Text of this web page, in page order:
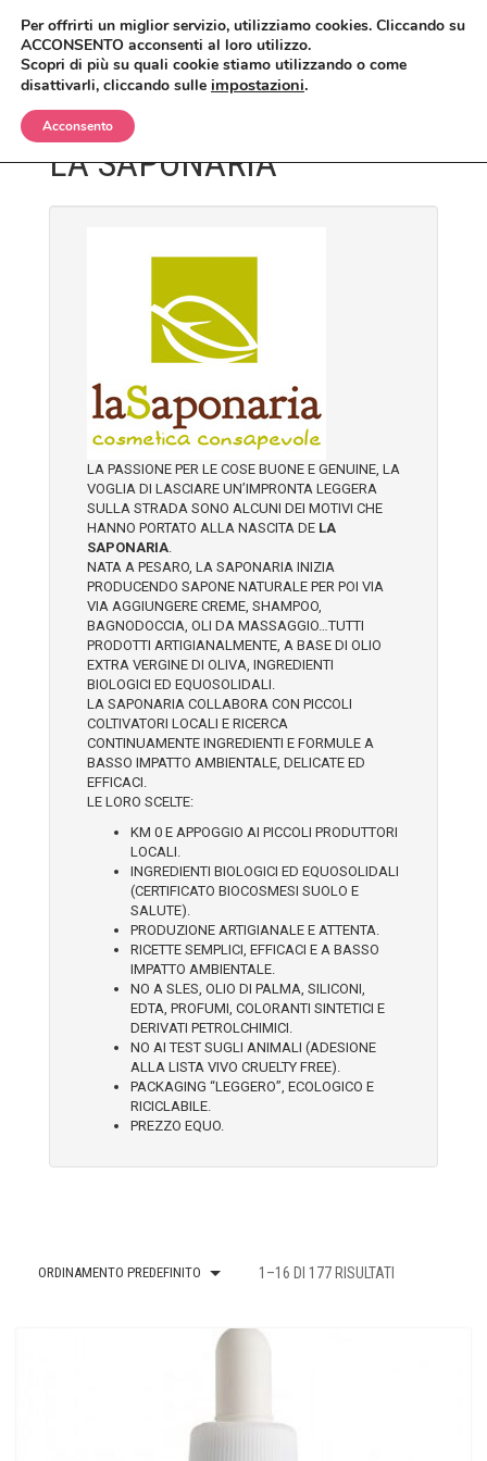
BIMBI
OLII E CREME
SHAMPO E BAGNETTO
SPAZZOLE E SPUGNE
CORPO
CREME, LOZIONI E GEL
DEODORANTI
MANI E UNGHIE
OLII E BURRI
OLII ESSENZIALI
PROFUMI E AROMATERAPIA
TRATTAMENTI SPECIFICI
DETERGENTI, TONICI E MASCHERE
CREME E SIERI
LABBRA
TRATTAMENTI SPECIFICI
ACCESSORI
CIPRIE, BLUSH, BRONZER
CORRETTORI
MATITE LABBRA, ROSSETTI E LUCIDALABBRA
MATITE OCCHI, EYELINER E MASCARA
OMBRETTI
PENNELLI TRUCCO E ACCESSORI
LOZIONI E OLII
MASCHERE E GEL
SHAMPOO
SPAZZOLE
STYLING
TRATTAMENTI COLORANTI
RASATURA
VISO E CORPO
ALIMENTI
CANDELE
DETERGENTI ECOLOGICI DOMESTICI
DETERGENTI ECOLOGICI PER BUCATO
DETERGENTI ECOLOGICI PER STOVIGLIE
PROFUMATORI PER AMBIENTI
ALIA SKIN CARE
ALKEMILLA BIO COSMETIC
ALLEGRO NATURA
BENECOS
BIOEARTH
BIOETCAROUBE
BIOFFICINA TOSCANA
CASA MORANA
DOMUS OLEA TOSCANA
IDEE REGALO
DETERGENTI PER LA PULIZIA
LA SAPONARIA
LA PASSIONE PER LE COSE BUONE E GENUINE, LA
VOGLIA DI LASCIARE UN’IMPRONTA LEGGERA
SULLA STRADA SONO ALCUNI DEI MOTIVI CHE
HANNO PORTATO ALLA NASCITA DE LA
SAPONARIA.
NATA A PESARO, LA SAPONARIA INIZIA
PRODUCENDO SAPONE NATURALE PER POI VIA
VIA AGGIUNGERE CREME, SHAMPOO,
BAGNODOCCIA, OLI DA MASSAGGIO…TUTTI
PRODOTTI ARTIGIANALMENTE, A BASE DI OLIO
EXTRA VERGINE DI OLIVA, INGREDIENTI
BIOLOGICI ED EQUOSOLIDALI.
LA SAPONARIA COLLABORA CON PICCOLI
COLTIVATORI LOCALI E RICERCA
CONTINUAMENTE INGREDIENTI E FORMULE A
BASSO IMPATTO AMBIENTALE, DELICATE ED
EFFICACI.
LE LORO SCELTE:
KM 0 E APPOGGIO AI PICCOLI PRODUTTORI
LOCALI.
INGREDIENTI BIOLOGICI ED EQUOSOLIDALI
(CERTIFICATO BIOCOSMESI SUOLO E
SALUTE).
PRODUZIONE ARTIGIANALE E ATTENTA.
RICETTE SEMPLICI, EFFICACI E A BASSO
IMPATTO AMBIENTALE.
NO A SLES, OLIO DI PALMA, SILICONI,
EDTA, PROFUMI, COLORANTI SINTETICI E
DERIVATI PETROLCHIMICI.
NO AI TEST SUGLI ANIMALI (ADESIONE
ALLA LISTA VIVO CRUELTY FREE).
PACKAGING “LEGGERO”, ECOLOGICO E
RICICLABILE.
PREZZO EQUO.
ORDINAMENTO PREDEFINITO 1–16 DI 177 RISULTATI
Per offrirti un miglior servizio, utilizziamo cookies. Cliccando su
ACCONSENTO acconsenti al loro utilizzo.
Scopri di più su quali cookie stiamo utilizzando o come
disattivarli, cliccando sulle impostazioni.
Acconsento